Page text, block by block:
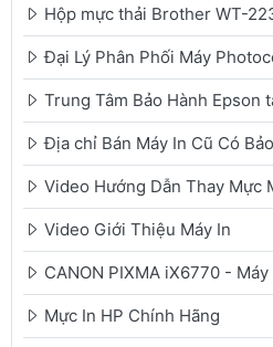
Hộp mực thải Brother WT-
Đại Lý Phân Phối Máy
Trung Tâm Bảo Hành Epson
Địa chỉ Bán Máy In Cũ Có
Video Hướng Dẫn Thay Mực
Video Giới Thiệu Máy In
CANON PIXMA iX6770 -
Mực In HP Chính Hãng